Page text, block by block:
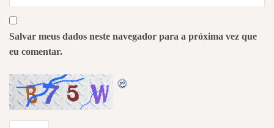
Salvar meus dados neste navegador para a próxima vez que
eu comentar.